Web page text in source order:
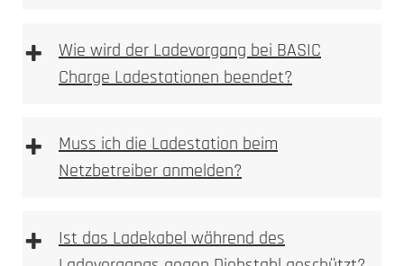
+
Wie wird der Ladevorgang bei BASIC
Charge Ladestationen beendet?
+
Muss ich die Ladestation beim
Netzbetreiber anmelden?
+
Ist das Ladekabel während des